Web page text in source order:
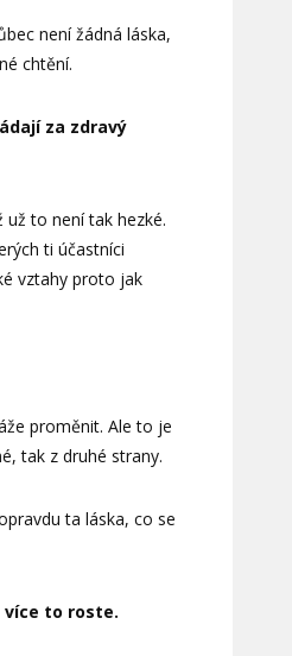
není žádná láska,
chtění.
za zdravý
to není tak hezké.
ti účastníci
vztahy proto jak
proměnit. Ale to je
tak z druhé strany.
ta láska, co se
více to roste.